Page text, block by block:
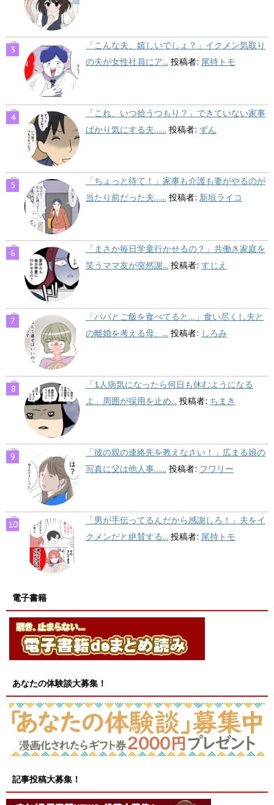
「こんな夫、嬉しいでしょ？」イクメン気取り
の夫が女性社員にア... 投稿者: 尾持トモ
「これ、いつ拾うつもり？」できていない家事
ばかり気にする夫…... 投稿者: ずん
「ちょっと待て！」家事も介護も妻がやるのが
当たり前だった夫…... 投稿者: 新垣ライコ
「まさか毎日学童行かせるの？」共働き家庭を
笑うママ友が突然謝... 投稿者: すじえ
「パパとご飯を食べてると…」食い尽くし夫と
の離婚を考える母、... 投稿者: しろみ
「1人病気になったら何日も休むようになる
よ」周囲が採用を止め... 投稿者: ちまき
「彼の親の連絡先を教えなさい！」広まる娘の
写真に父は他人事…... 投稿者: フワリー
「男が手伝ってるんだから感謝しろ！」夫をイ
クメンだと絶賛する... 投稿者: 尾持トモ
電子書籍
あなたの体験談大募集！
記事投稿大募集！